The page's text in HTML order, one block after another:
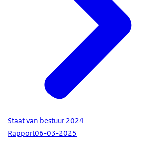
Staat van bestuur 2024
Rapport06-03-2025